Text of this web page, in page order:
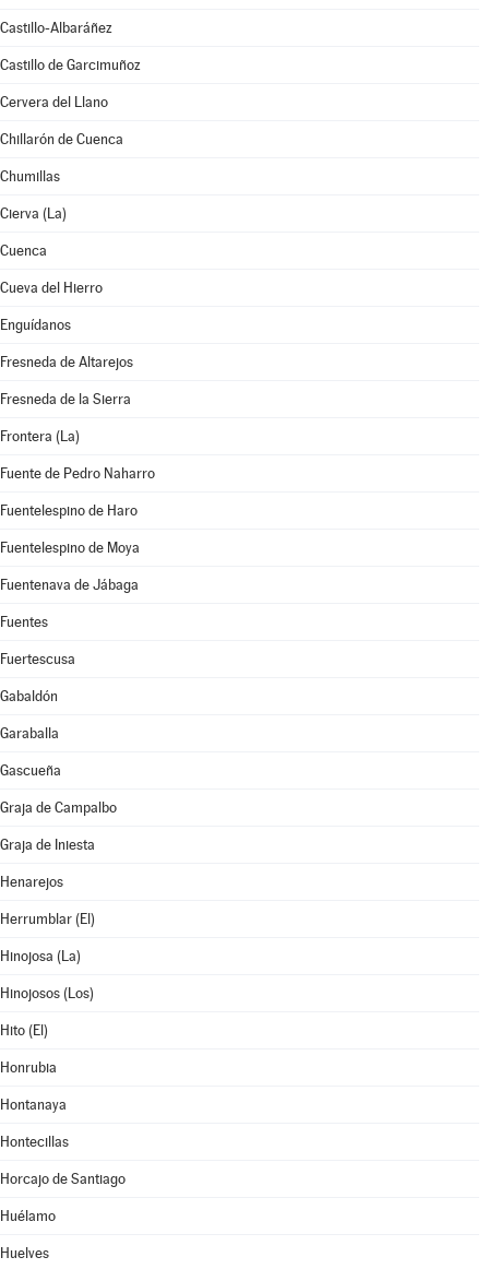
Castillo-Albaráñez
Castillo de Garcimuñoz
Cervera del Llano
Chillarón de Cuenca
Chumillas
Cierva (La)
Cuenca
Cueva del Hierro
Enguídanos
Fresneda de Altarejos
Fresneda de la Sierra
Frontera (La)
Fuente de Pedro Naharro
Fuentelespino de Haro
Fuentelespino de Moya
Fuentenava de Jábaga
Fuentes
Fuertescusa
Gabaldón
Garaballa
Gascueña
Graja de Campalbo
Graja de Iniesta
Henarejos
Herrumblar (El)
Hinojosa (La)
Hinojosos (Los)
Hito (El)
Honrubia
Hontanaya
Hontecillas
Horcajo de Santiago
Huélamo
Huelves